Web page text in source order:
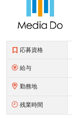
応募資格
給与
勤務地
残業時間